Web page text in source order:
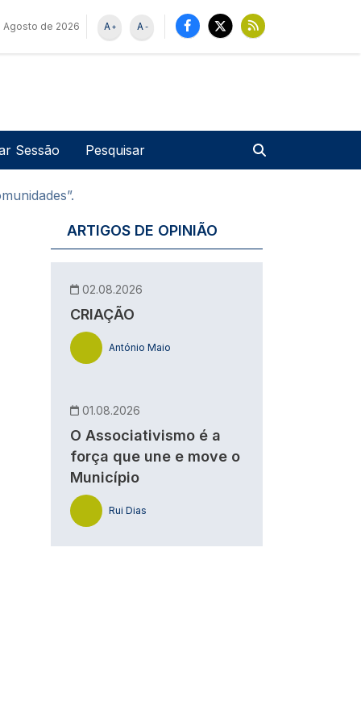
Agosto de 2026 -
A
+
A
de utilizador
Sessão
ARTIGOS DE OPINIÃO
02.08.2026
CRIAÇÃO
António Maio
01.08.2026
O Associativismo é a
força que une e move o
Município
Rui Dias